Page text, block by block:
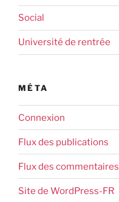
Social
Université de rentrée
MÉTA
Connexion
Flux des publications
Flux des commentaires
Site de WordPress-FR